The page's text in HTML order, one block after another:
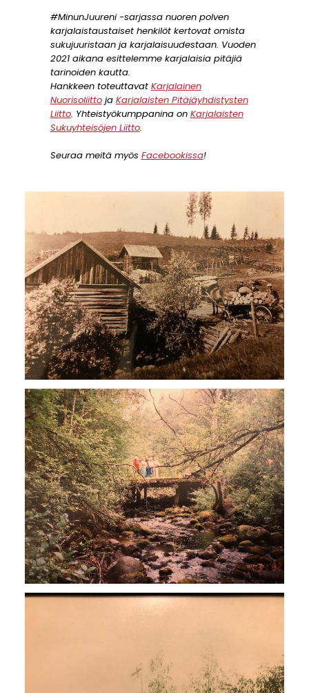
#MinunJuureni -sarjassa nuoren polven
karjalaistaustaiset henkilöt kertovat omista
sukujuuristaan ja karjalaisuudestaan. Vuoden
2021 aikana esittelemme karjalaisia pitäjiä
tarinoiden kautta.
Hankkeen toteuttavat Karjalainen
Nuorisoliittoja Karjalaisten Pitäjäyhdistysten
Liitto. Yhteistyökumppanina on Karjalaisten
Sukuyhteisöjen Liitto.
Seuraa meitä myös Facebookissa!